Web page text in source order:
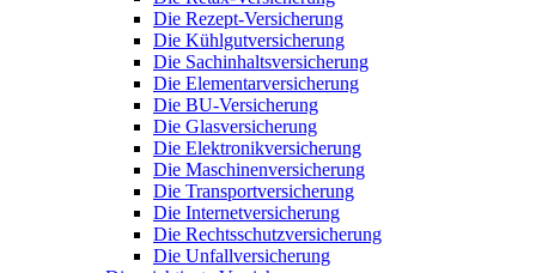
Die Rezept-Versicherung
Die Kühlgutversicherung
Die Sachinhaltsversicherung
Die Elementarversicherung
Die BU-Versicherung
Die Glasversicherung
Die Elektronikversicherung
Die Maschinenversicherung
Die Transportversicherung
Die Internetversicherung
Die Rechtsschutzversicherung
Die Unfallversicherung